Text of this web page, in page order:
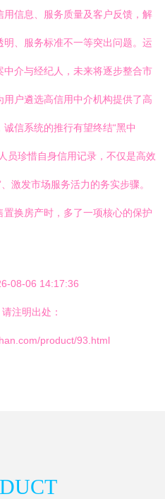
信息、服务质量及客户反馈，解
、服务标准不一等突出问题。运
介与经纪人，未来将逐步整合市
户遴选高信用中介机构提供了高
信系统的推行有望终结“黑中
员珍惜自身信用记录，不仅是高效
激发市场服务活力的务实步骤。
换房产时，多了一项核心的保护
08-06 14:17:36
注明出处：
product/93.html